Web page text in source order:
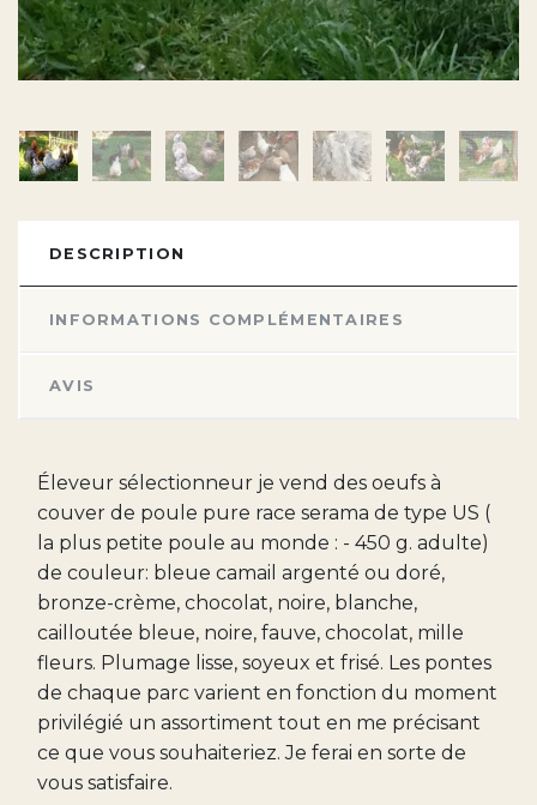
DESCRIPTION
INFORMATIONS COMPLÉMENTAIRES
AVIS
Éleveur sélectionneur je vend des oeufs à
couver de poule pure race serama de type US (
la plus petite poule au monde : - 450 g. adulte)
de couleur: bleue camail argenté ou doré,
bronze-crème, chocolat, noire, blanche,
cailloutée bleue, noire, fauve, chocolat, mille
fleurs. Plumage lisse, soyeux et frisé. Les pontes
de chaque parc varient en fonction du moment
privilégié un assortiment tout en me précisant
ce que vous souhaiteriez. Je ferai en sorte de
vous satisfaire.